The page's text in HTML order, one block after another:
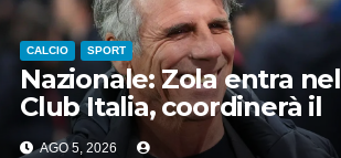
CALCIO SPORT
Nazionale: Zola entra nel
Club Italia, coordinerà il
settore giovanile
AGO 5, 2026